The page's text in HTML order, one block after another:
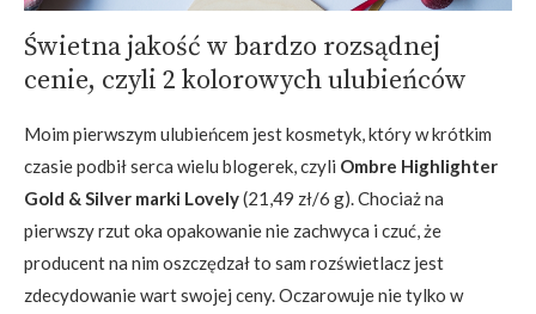
Świetna jakość w bardzo rozsądnej
cenie, czyli 2 kolorowych ulubieńców
Moim pierwszym ulubieńcem jest kosmetyk, który w krótkim
czasie podbił serca wielu blogerek, czyli Ombre Highlighter
Gold & Silver marki Lovely(21,49 zł/6 g). Chociaż na
pierwszy rzut oka opakowanie nie zachwyca i czuć, że
producent na nim oszczędzał to sam rozświetlacz jest
zdecydowanie wart swojej ceny. Oczarowuje nie tylko w